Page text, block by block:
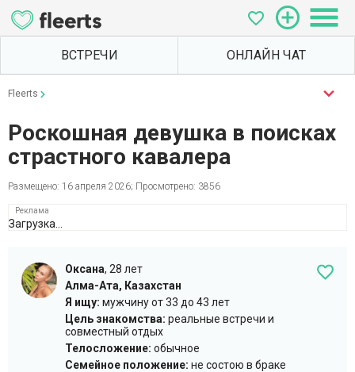
Fleerts
Роскошная девушка в поисках
страстного кавалера
Размещено: 16 апреля 2026; Просмотрено: 3856
Загрузка...
Оксана, 28 лет
Алма-Ата, Казахстан
Я ищу: мужчинуот 33 до 43 лет
Цель знакомства: реальные встречи и
совместный отдых
Телосложение: обычное
Семейное положение: не состою в браке